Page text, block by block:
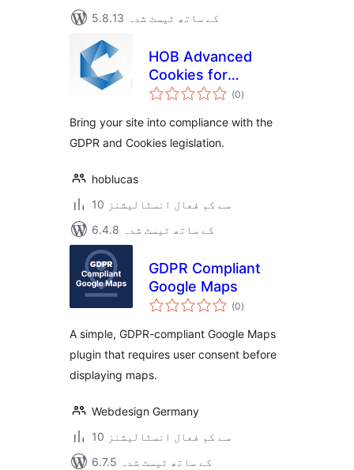
5.8.13 کے ساتھ ٹیسٹ شدہ
HOB Advanced
Cookies for
WordPress
(0مجموعی
درجہ
)
Bring your site into compliance with the
GDPR and Cookies legislation.
hoblucas
10 سے کم فعال انسٹالیشنز
6.4.8 کے ساتھ ٹیسٹ شدہ
GDPR Compliant
Google Maps
(0مجموعی
درجہ
)
A simple, GDPR-compliant Google Maps
plugin that requires user consent before
displaying maps.
Webdesign Germany
10 سے کم فعال انسٹالیشنز
6.7.5 کے ساتھ ٹیسٹ شدہ